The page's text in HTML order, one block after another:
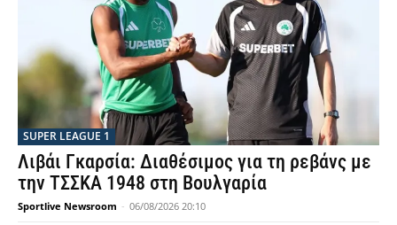
SUPER LEAGUE 1
Λιβάι Γκαρσία: Διαθέσιμος για τη ρεβάνς με
την ΤΣΣΚΑ 1948 στη Βουλγαρία
Sportlive Newsroom - 06/08/2026 20:10